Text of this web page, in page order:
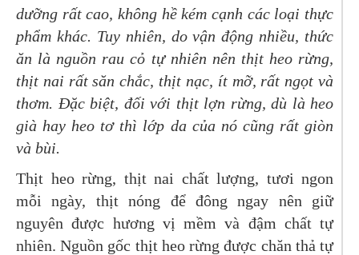
dưỡng rất cao, không hề kém cạnh các loại thực
phẩm khác. Tuy nhiên, do vận động nhiều, thức
ăn là nguồn rau cỏ tự nhiên nên thịt heo rừng,
thịt nai rất săn chắc, thịt nạc, ít mỡ, rất ngọt và
thơm. Đặc biệt, đối với thịt lợn rừng, dù là heo
già hay heo tơ thì lớp da của nó cũng rất giòn
và bùi.
Thịt heo rừng, thịt nai chất lượng, tươi ngon
mỗi ngày, thịt nóng để đông ngay nên giữ
nguyên được hương vị mềm và đậm chất tự
nhiên. Nguồn gốc thịt heo rừng được chăn thả tự